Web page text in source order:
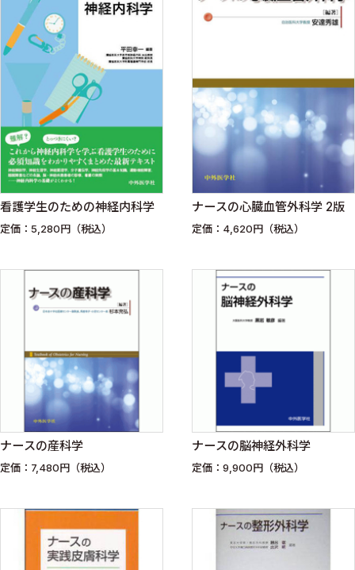
看護学生のための神経内科学
定価：5,280円（税込）
ナースの心臓血管外科学 2版
定価：4,620円（税込）
ナースの産科学
定価：7,480円（税込）
ナースの脳神経外科学
定価：9,900円（税込）